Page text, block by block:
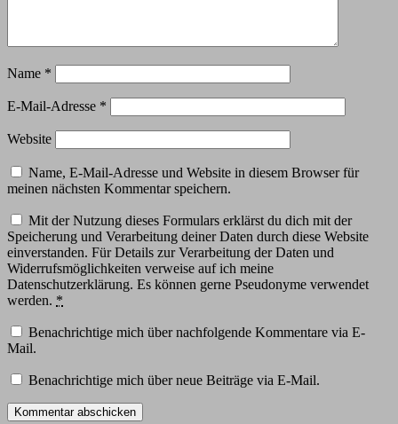
Name *
E-Mail-Adresse *
Website
Name, E-Mail-Adresse und Website in diesem Browser für
meinen nächsten Kommentar speichern.
Mit der Nutzung dieses Formulars erklärst du dich mit der
Speicherung und Verarbeitung deiner Daten durch diese Website
einverstanden. Für Details zur Verarbeitung der Daten und
Widerrufsmöglichkeiten verweise auf ich meine
Datenschutzerklärung. Es können gerne Pseudonyme verwendet
werden. *
Benachrichtige mich über nachfolgende Kommentare via E-
Mail.
Benachrichtige mich über neue Beiträge via E-Mail.